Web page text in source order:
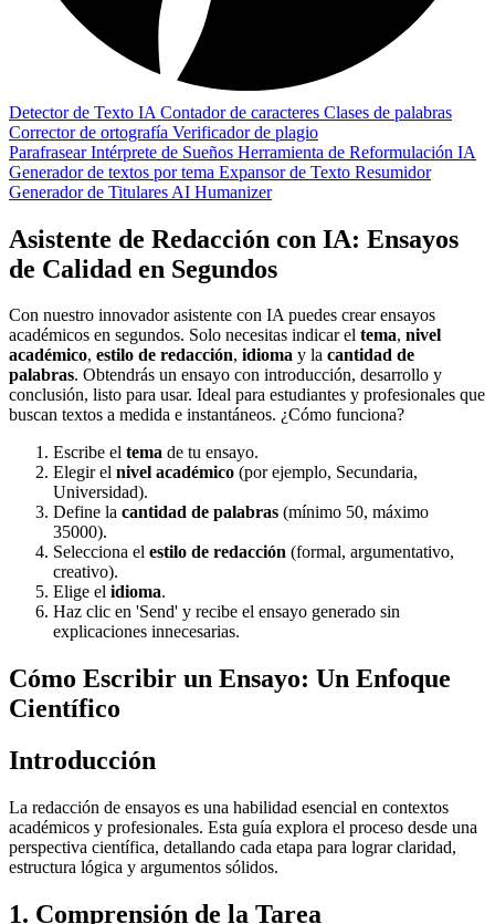
Detector de Texto IA Contador de caracteres Clases de palabras
Corrector de ortografía Verificador de plagio
ParafrasearIntérprete de Sueños Herramienta de Reformulación IA
Generador de textos por tema Expansor de Texto Resumidor
Generador de Titulares AI Humanizer
Asistente de Redacción con IA: Ensayos
de Calidad en Segundos
Con nuestro innovador asistente con IA puedes crear ensayos
académicos en segundos. Solo necesitas indicar el tema, nivel
académico, estilo de redacción, idioma y la cantidad de
palabras. Obtendrás un ensayo con introducción, desarrollo y
conclusión, listo para usar. Ideal para estudiantes y profesionales que
buscan textos a medida e instantáneos. ¿Cómo funciona?
Escribe el tema de tu ensayo.
Elegir el nivel académico (por ejemplo, Secundaria,
Universidad).
Define la cantidad de palabras (mínimo 50, máximo
35000).
Selecciona el estilo de redacción (formal, argumentativo,
creativo).
Elige el idioma.
Haz clic en 'Send' y recibe el ensayo generado sin
explicaciones innecesarias.
Cómo Escribir un Ensayo: Un Enfoque
Científico
Introducción
La redacción de ensayos es una habilidad esencial en contextos
académicos y profesionales. Esta guía explora el proceso desde una
perspectiva científica, detallando cada etapa para lograr claridad,
estructura lógica y argumentos sólidos.
1. Comprensión de la Tarea